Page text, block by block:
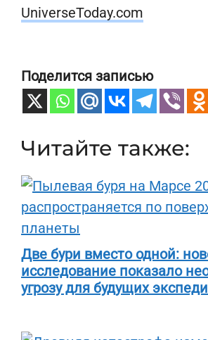
UniverseToday.com
Поделится записью
Читайте также:
Две бури вместо одной:
исследование показало
угрозу для будущих